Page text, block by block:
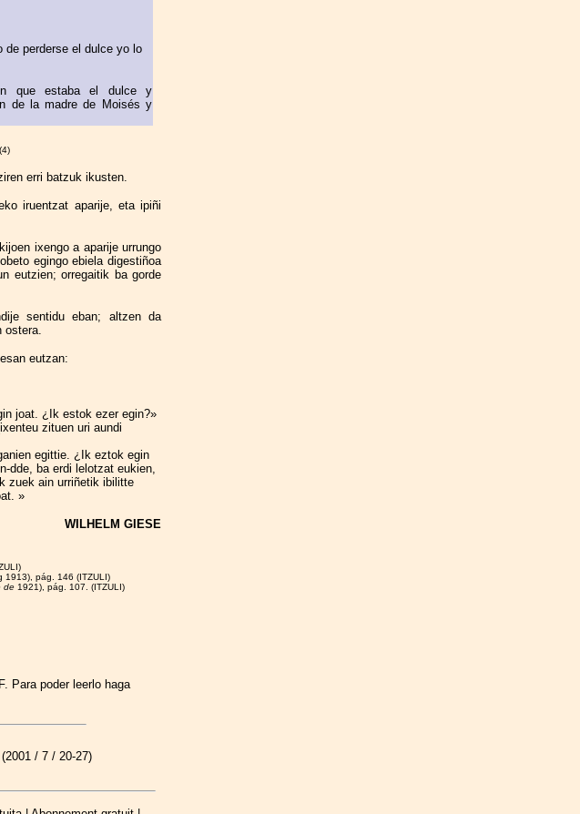
perderse el dulce yo lo
que estaba el dulce y
dela madre de Moisés y
(4)
erri batzuk ikusten.
iruentzat aparije, eta ipiñi
ixengo a aparije urrungo
egingo ebiela digestiñoa
eutzien; orregaitik ba gorde
sentidu eban; altzen da
ostera.
eutzan:
joat. ¿Ik estok ezer egin?»
zituen uri aundi
egittie. ¿Ik eztok egin
dde, ba erdi lelotzat eukien,
zuek ain urriñetik ibilitte
»
WILHELM GIESE
1913), pág. 146 (ITZULI)
de 1921), pág. 107. (ITZULI)
Para poder leerlo haga
/ 7 / 20-27)